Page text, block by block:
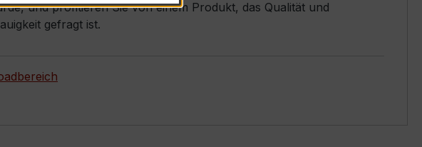
und profitieren Sie von einem Produkt, das Qualität und
gefragt ist.